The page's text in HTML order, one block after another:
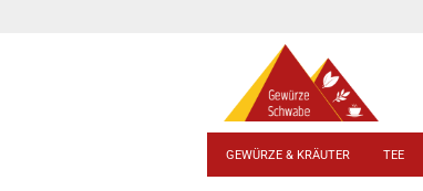
GEWÜRZE & KRÄUTER TEE